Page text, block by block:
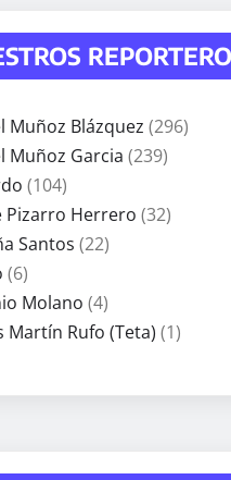
Muñoz Blázquez (296)
Muñoz Garcia (239)
(104)
Pizarro Herrero (32)
Santos (22)
(6)
Molano (4)
Martín Rufo (Teta) (1)